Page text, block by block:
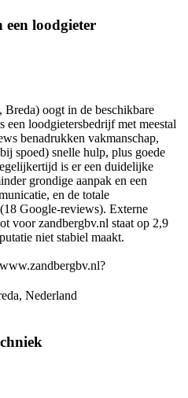
loodgieter
oogt in de beschikbare
een loodgietersbedrijf met meestal
benadrukken vakmanschap,
spoed) snelle hulp, plus goede
is er een duidelijke
grondige aanpak en een
en de totale
Google-reviews). Externe
voor zandbergbv.nl staat op 2,9
niet stabiel maakt.
Nederland